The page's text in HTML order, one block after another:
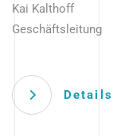
Kai Kalthoff
Geschäftsleitung
Details